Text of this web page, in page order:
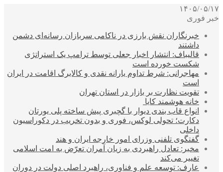
۱۴۰۵/۰۵/۱۷
خبر فوری
خبرنگاران نقش بارزی در ناکامی سربازان رسانه‌ای دشمن
داشتند
قالیباف: انتشار اخبار جعلی توسط ترامپ یک استراتژی
شکست خورده است
مهاجرانی: شرط تداوم یارانه نقدی و کالابرگ اقامت در ایران
است
تقویت نظارت بر بازار در استان تهران
خانه هوشمند کایا
انواع قاب بندی دیوار با گچبری پیش ساخته پلی یورتان
دکارت؛ تحولی لوکس، فوری و بدون تخریب در دکوراسیون
داخلی
گفتگوی تلفنی وزرای امور خارجه ایران و هند
مخبر: تعادل راهبردی به زیان آمران تعرّض به امت اسلامی
تغییر می‌کند
عارف: توسعه علم و فناوری، راهبرد اصلی دولت در دوران